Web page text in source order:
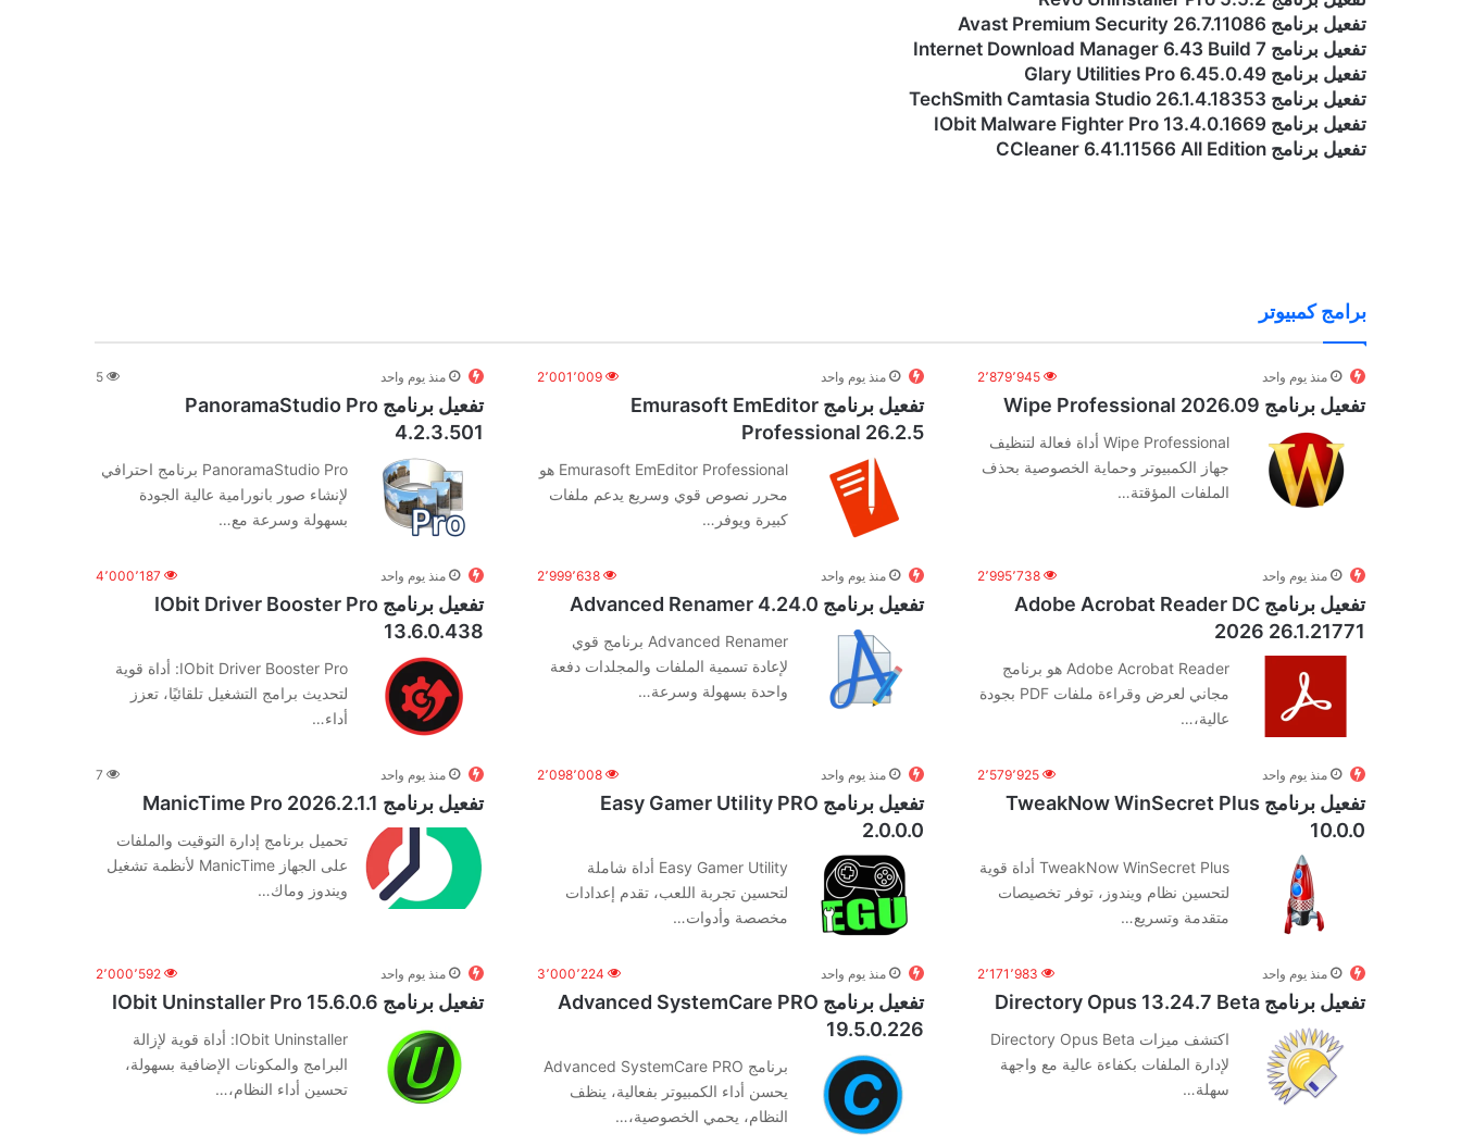
تفعيل برنامج Avast Premium Security 26.7.11086
تفعيل برنامج Internet Download Manager 6.43 Build 7
تفعيل برنامج Glary Utilities Pro 6.45.0.49
تفعيل برنامج TechSmith Camtasia Studio 26.1.4.18353
تفعيل برنامج IObit Malware Fighter Pro 13.4.0.1669
تفعيل برنامج CCleaner 6.41.11566 All Edition
برامج كمبيوتر
منذ يوم واحد 2٬879٬945
تفعيل برنامج Wipe Professional 2026.09
Wipe Professional أداة فعالة لتنظيف
جهاز الكمبيوتر وحماية الخصوصية بحذف
الملفات المؤقتة…
منذ يوم واحد 2٬001٬009
تفعيل برنامج Emurasoft EmEditor
Professional 26.2.5
Emurasoft EmEditor Professional هو
محرر نصوص قوي وسريع يدعم ملفات
كبيرة ويوفر…
منذ يوم واحد 5
تفعيل برنامج PanoramaStudio Pro
4.2.3.501
PanoramaStudio Pro برنامج احترافي
لإنشاء صور بانورامية عالية الجودة
بسهولة وسرعة مع…
منذ يوم واحد 2٬995٬738
تفعيل برنامج Adobe Acrobat Reader DC
2026 26.1.21771
Adobe Acrobat Reader هو برنامج
مجاني لعرض وقراءة ملفات PDF بجودة
عالية،…
منذ يوم واحد 2٬999٬638
تفعيل برنامج Advanced Renamer 4.24.0
Advanced Renamer برنامج قوي
لإعادة تسمية الملفات والمجلدات دفعة
واحدة بسهولة وسرعة…
منذ يوم واحد 4٬000٬187
تفعيل برنامج IObit Driver Booster Pro
13.6.0.438
IObit Driver Booster Pro: أداة قوية
لتحديث برامج التشغيل تلقائيًا، تعزز
أداء…
منذ يوم واحد 2٬579٬925
تفعيل برنامج TweakNow WinSecret Plus
10.0.0
TweakNow WinSecret Plus أداة قوية
لتحسين نظام ويندوز، توفر تخصيصات
متقدمة وتسريع…
منذ يوم واحد 2٬098٬008
تفعيل برنامج Easy Gamer Utility PRO
2.0.0.0
Easy Gamer Utility أداة شاملة
لتحسين تجربة اللعب، تقدم إعدادات
مخصصة وأدوات…
منذ يوم واحد 7
تفعيل برنامج ManicTime Pro 2026.2.1.1
تحميل برنامج إدارة التوقيت والملفات
على الجهاز ManicTime لأنظمة تشغيل
ويندوز وماك…
منذ يوم واحد 2٬171٬983
تفعيل برنامج Directory Opus 13.24.7 Beta
اكتشف ميزات Directory Opus Beta
لإدارة الملفات بكفاءة عالية مع واجهة
سهلة…
منذ يوم واحد 3٬000٬224
تفعيل برنامج Advanced SystemCare PRO
19.5.0.226
برنامج Advanced SystemCare PRO
يحسن أداء الكمبيوتر بفعالية، ينظف
النظام، يحمي الخصوصية،…
منذ يوم واحد 2٬000٬592
تفعيل برنامج IObit Uninstaller Pro 15.6.0.6
‏IObit Uninstaller: أداة قوية لإزالة
البرامج والمكونات الإضافية بسهولة،
تحسين أداء النظام،…